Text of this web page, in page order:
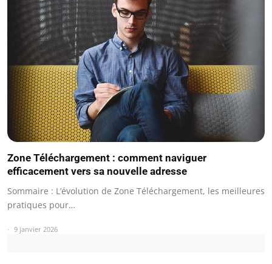
Zone Téléchargement : comment naviguer
efficacement vers sa nouvelle adresse
Sommaire : L’évolution de Zone Téléchargement, les meilleures
pratiques pour…
9 janvier 2026